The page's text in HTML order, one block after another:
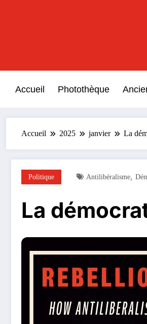
Accueil Photothèque
Accueil 2025 janvier La
Politique Antilibéralisme,
La